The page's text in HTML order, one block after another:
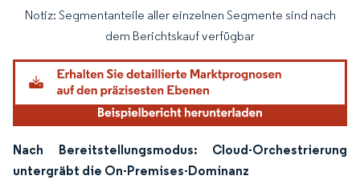
Bild © Mordor Intelligence. Wiederverwendung erfordert Namensnennung
Notiz: Segmentanteile aller einzelnen Segmente sind nach
dem Berichtskauf verfügbar
Nach Bereitstellungsmodus: Cloud-Orchestrierung
untergräbt die On-Premises-Dominanz